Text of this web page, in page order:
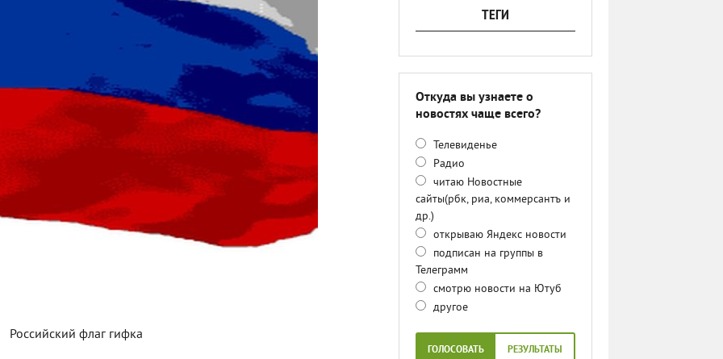
Российский флаг гифка
ТЕГИ
Откуда вы узнаете о
новостях чаще всего?
Телевиденье
Радио
читаю Новостные
сайты(рбк, риа, коммерсантъ и
др.)
открываю Яндекс новости
подписан на группы в
Телеграмм
смотрю новости на Ютуб
другое
ГОЛОСОВАТЬ РЕЗУЛЬТАТЫ